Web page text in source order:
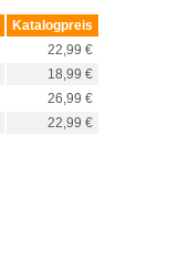
Katalogpreis
22,99 €
18,99 €
26,99 €
22,99 €